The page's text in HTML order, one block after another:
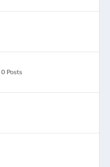
0 Posts